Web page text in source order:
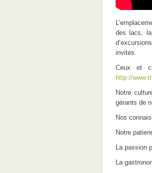
des lacs,
invités.
Ceux et
http://
Notre
gérants de
Nos
Notre
La passion
La